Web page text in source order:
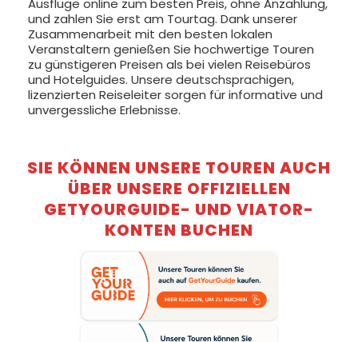
Ausflüge online zum besten Preis, ohne Anzahlung,
und zahlen Sie erst am Tourtag. Dank unserer
Zusammenarbeit mit den besten lokalen
Veranstaltern genießen Sie hochwertige Touren
zu günstigeren Preisen als bei vielen Reisebüros
und Hotelguides. Unsere deutschsprachigen,
lizenzierten Reiseleiter sorgen für informative und
unvergessliche Erlebnisse.
SIE KÖNNEN UNSERE TOUREN AUCH
ÜBER UNSERE OFFIZIELLEN
GETYOURGUIDE- UND VIATOR-
KONTEN BUCHEN